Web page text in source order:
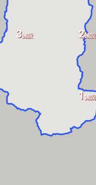
1施設
3施設 2施設